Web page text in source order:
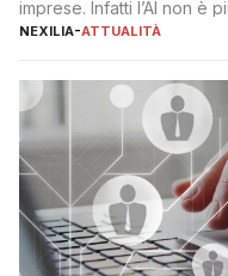
imprese. Infatti l’AI non è
realtà operativa che sta
operazioni, bensì
NEXILIA-ATTUALITÀ